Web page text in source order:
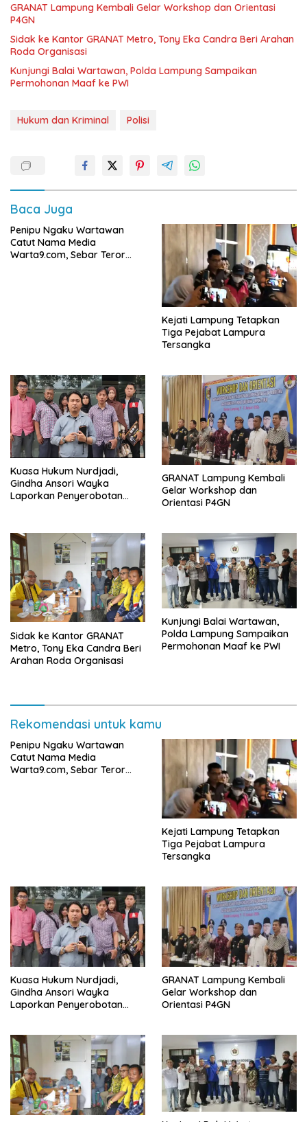
GRANAT Lampung Kembali Gelar Workshop dan Orientasi
P4GN
‎Sidak ke Kantor GRANAT Metro, Tony Eka Candra Beri Arahan
Roda Organisasi
Kunjungi Balai Wartawan, Polda Lampung Sampaikan
Permohonan Maaf ke PWI
Hukum dan Kriminal Polisi
Baca Juga
Penipu Ngaku Wartawan
Catut Nama Media
Warta9.com, Sebar Teror
Kejati Lampung Tetapkan
Tiga Pejabat Lampura
Tersangka
Kuasa Hukum Nurdjadi,
Gindha Ansori Wayka
Laporkan Penyerobotan
GRANAT Lampung Kembali
Gelar Workshop dan
Orientasi P4GN
‎Sidak ke Kantor GRANAT
Metro, Tony Eka Candra Beri
Arahan Roda Organisasi
Kunjungi Balai Wartawan,
Polda Lampung Sampaikan
Permohonan Maaf ke PWI
Rekomendasi untuk kamu
Penipu Ngaku Wartawan
Catut Nama Media
Warta9.com, Sebar Teror
Kejati Lampung Tetapkan
Tiga Pejabat Lampura
Tersangka
Kuasa Hukum Nurdjadi,
Gindha Ansori Wayka
Laporkan Penyerobotan
GRANAT Lampung Kembali
Gelar Workshop dan
Orientasi P4GN